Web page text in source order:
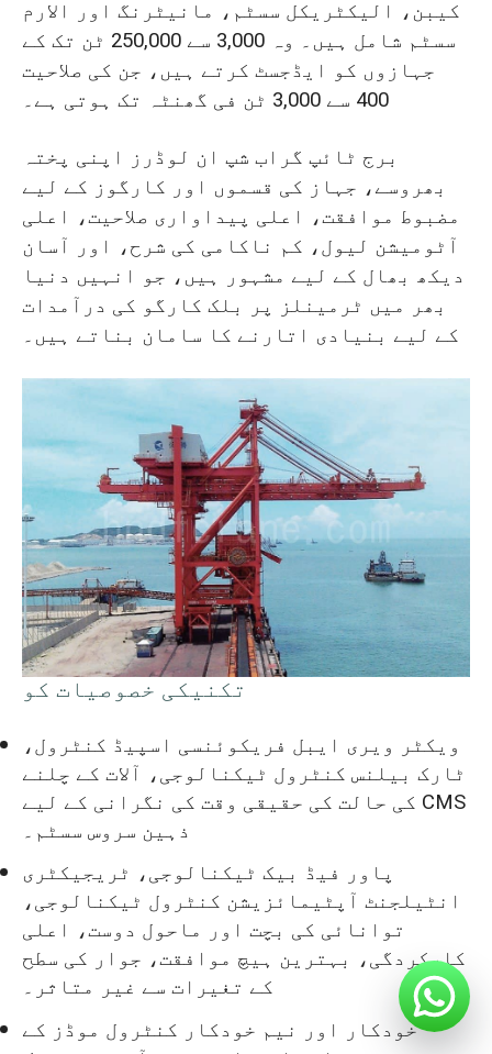
کیبن، الیکٹریکل سسٹم، مانیٹرنگ اور الارم
سسٹم شامل ہیں۔ وہ 3,000 سے 250,000 ٹن تک کے
جہازوں کو ایڈجسٹ کرتے ہیں، جن کی صلاحیت
400 سے 3,000 ٹن فی گھنٹہ تک ہوتی ہے۔
برج ٹائپ گراب شپ ان لوڈرز اپنی پختہ
بھروسے، جہاز کی قسموں اور کارگوز کے لیے
مضبوط موافقت، اعلی پیداواری صلاحیت، اعلی
آٹومیشن لیول، کم ناکامی کی شرح، اور آسان
دیکھ بھال کے لیے مشہور ہیں، جو انہیں دنیا
بھر میں ٹرمینلز پر بلک کارگو کی درآمدات
کے لیے بنیادی اتارنے کا سامان بناتے ہیں۔
تکنیکی خصوصیات کو
ویکٹر ویری ایبل فریکوئنسی اسپیڈ کنٹرول،
ٹارک بیلنس کنٹرول ٹیکنالوجی، آلات کے چلنے
کی حالت کی حقیقی وقت کی نگرانی کے لیے CMS
ذہین سروس سسٹم۔
پاور فیڈ بیک ٹیکنالوجی، ٹریجیکٹری
انٹیلجنٹ آپٹیمائزیشن کنٹرول ٹیکنالوجی،
توانائی کی بچت اور ماحول دوست، اعلی
کارکردگی، بہترین ہیچ موافقت، جوار کی سطح
کے تغیرات سے غیر متاثر۔
خودکار اور نیم خودکار کنٹرول موڈز کے